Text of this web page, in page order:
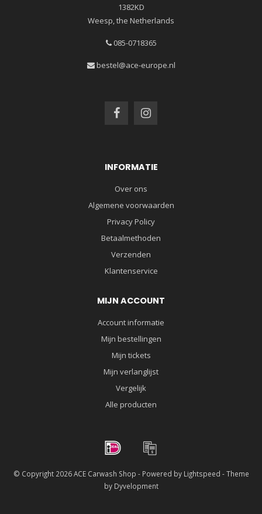
1382KD
Weesp, the Netherlands
085-0718365
bestel@ace-europe.nl
INFORMATIE
Over ons
Algemene voorwaarden
Privacy Policy
Betaalmethoden
Verzenden
Klantenservice
MIJN ACCOUNT
Account informatie
Mijn bestellingen
Mijn tickets
Mijn verlanglijst
Vergelijk
Alle producten
© Copyright 2026 ACE Carwash Shop - Powered by Lightspeed - Theme
by Dyvelopment